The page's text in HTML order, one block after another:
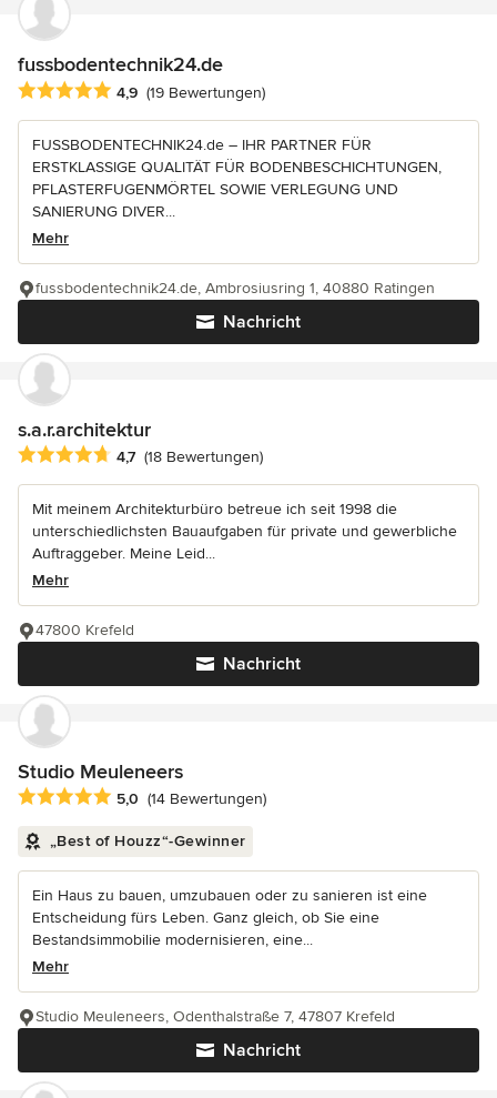
fussbodentechnik24.de
Durchschnittliche Bewertung: 4.9 von 5 Sternen
4,9 (19 Bewertungen)
FUSSBODENTECHNIK24.de – IHR PARTNER FÜR
ERSTKLASSIGE QUALITÄT FÜR BODENBESCHICHTUNGEN,
PFLASTERFUGENMÖRTEL SOWIE VERLEGUNG UND
SANIERUNG DIVER...
Mehr
Nachricht
fussbodentechnik24.de, Ambrosiusring 1, 40880 Ratingen
s.a.r.architektur
Durchschnittliche Bewertung: 4.7 von 5 Sternen
4,7 (18 Bewertungen)
Mit meinem Architekturbüro betreue ich seit 1998 die
unterschiedlichsten Bauaufgaben für private und gewerbliche
Auftraggeber. Meine Leid...
Mehr
Nachricht
47800 Krefeld
Studio Meuleneers
Durchschnittliche Bewertung: 5 von 5 Sternen
5,0 (14 Bewertungen)
„Best of Houzz“-Gewinner
Ein Haus zu bauen, umzubauen oder zu sanieren ist eine
Entscheidung fürs Leben. Ganz gleich, ob Sie eine
Bestandsimmobilie modernisieren, eine...
Mehr
Nachricht
Studio Meuleneers, Odenthalstraße 7, 47807 Krefeld